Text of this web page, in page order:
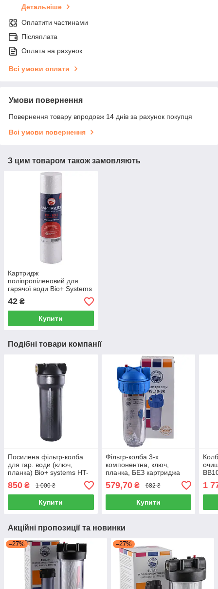
Детальніше
Оплатити частинами
Післяплата
Оплата на рахунок
Всі умови оплати
Умови повернення
Повернення товару впродовж 14 днів за рахунок покупця
Всі умови повернення
З цим товаром також замовляють
Картридж
поліпропіленовий для
гарячої води Bio+ Systems
PP-10H (10 мкм)
42 ₴
Купити
Подібні товари компанії
Посилена фільтр-колба
для гар. води (ключ,
планка) Віо+ systems HT-
850 ₴ 1 000 ₴
Купити
Фільтр-колба 3-х
компонентна, ключ,
планка, БЕЗ картриджа
Bio+ systems NSL10-3K, 1"
579,70₴ 682 ₴
Купити
1
Акційні пропозиції та новинки
–27% –27%